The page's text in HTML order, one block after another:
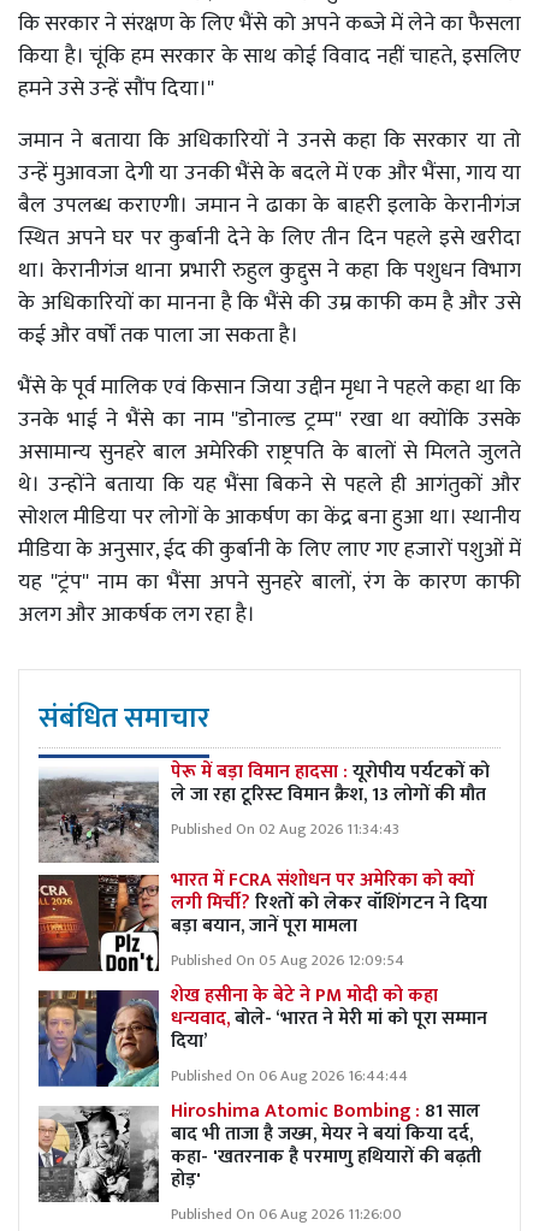
कि सरकार ने संरक्षण के लिए भैंसे को अपने कब्जे में लेने का फैसला
किया है। चूंकि हम सरकार के साथ कोई विवाद नहीं चाहते, इसलिए
हमने उसे उन्हें सौंप दिया।''
जमान ने बताया कि अधिकारियों ने उनसे कहा कि सरकार या तो
उन्हें मुआवजा देगी या उनकी भैंसे के बदले में एक और भैंसा, गाय या
बैल उपलब्ध कराएगी। जमान ने ढाका के बाहरी इलाके केरानीगंज
स्थित अपने घर पर कुर्बानी देने के लिए तीन दिन पहले इसे खरीदा
था। केरानीगंज थाना प्रभारी रुहुल कुद्दुस ने कहा कि पशुधन विभाग
के अधिकारियों का मानना ​​है कि भैंसे की उम्र काफी कम है और उसे
कई और वर्षों तक पाला जा सकता है।
भैंसे के पूर्व मालिक एवं किसान जिया उद्दीन मृधा ने पहले कहा था कि
उनके भाई ने भैंसे का नाम ''डोनाल्ड ट्रम्प'' रखा था क्योंकि उसके
असामान्य सुनहरे बाल अमेरिकी राष्ट्रपति के बालों से मिलते जुलते
थे। उन्होंने बताया कि यह भैंसा बिकने से पहले ही आगंतुकों और
सोशल मीडिया पर लोगों के आकर्षण का केंद्र बना हुआ था। स्थानीय
मीडिया के अनुसार, ईद की कुर्बानी के लिए लाए गए हजारों पशुओं में
यह ''ट्रंप'' नाम का भैंसा अपने सुनहरे बालों, रंग के कारण काफी
अलग और आकर्षक लग रहा है।
संबंधित समाचार
पेरू में बड़ा विमान हादसा :यूरोपीय पर्यटकों को
ले जा रहा टूरिस्ट विमान क्रैश, 13 लोगों की मौत
Published On 02 Aug 2026 11:34:43
भारत में FCRA संशोधन पर अमेरिका को क्यों
लगी मिर्ची?रिश्तों को लेकर वॉशिंगटन ने दिया
बड़ा बयान, जानें पूरा मामला
Published On 05 Aug 2026 12:09:54
शेख हसीना के बेटे ने PM मोदी को कहा
धन्यवाद,बोले- ‘भारत ने मेरी मां को पूरा सम्मान
दिया’
Published On 06 Aug 2026 16:44:44
Hiroshima Atomic Bombing : 81 साल
बाद भी ताजा है जख्म, मेयर ने बयां किया दर्द,
कहा- 'खतरनाक है परमाणु हथियारों की बढ़ती
होड़'
Published On 06 Aug 2026 11:26:00